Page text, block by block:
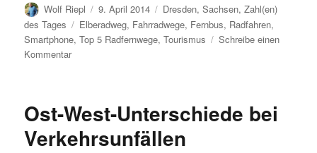
Autor
Wolf Riepl
Veröffentlicht
am
9. April 2014 Kategorien
Dresden,Sachsen,Zahl(en)
des Tages
Schlagwörter
Elberadweg, Fahrradwege, Fernbus, Radfahren,
Smartphone,Top 5 Radfernwege,Tourismus
Schreibe einen
Kommentarzu
2013?
Elberadweg!
Ost-West-Unterschiede bei
Verkehrsunfällen